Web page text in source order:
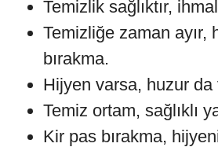
Temizlik sağlıktır,
Temizliğe zaman ayır,
bırakma.
Hijyen varsa, huzur da
Temiz ortam, sağlıklı
Kir pas bırakma,